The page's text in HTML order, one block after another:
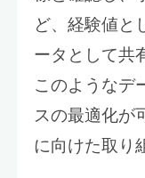
ど、経験値と
ータとして共
このようなデ
スの最適化が
に向けた取り